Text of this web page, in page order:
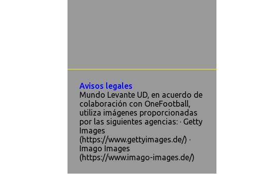
Avisos legales
Mundo Levante UD, en acuerdo de
colaboración con OneFootball,
utiliza imágenes proporcionadas
por las siguientes agencias: · Getty
Images
(https://www.gettyimages.de/) ·
Imago Images
(https://www.imago-images.de/)